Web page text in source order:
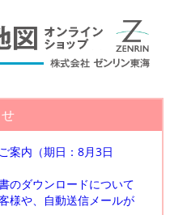
案内（期日：8月3日
のダウンロードについて
様や、自動送信メールが